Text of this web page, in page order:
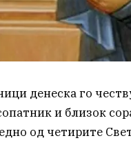
денеска го
и близок
од четирите